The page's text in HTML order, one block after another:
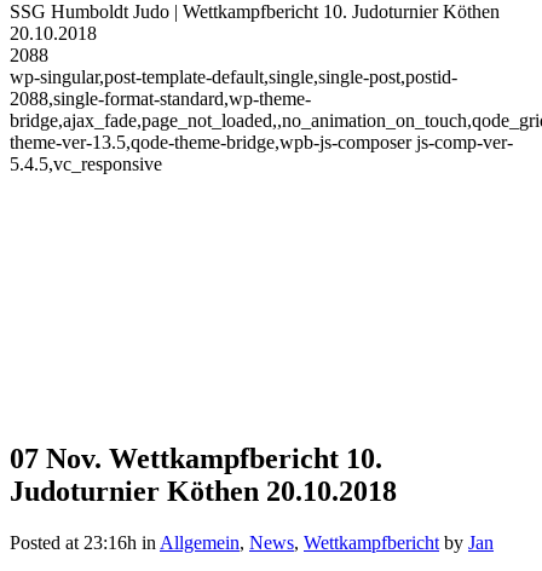
SSG Humboldt Judo | Wettkampfbericht 10. Judoturnier Köthen
20.10.2018
2088
wp-singular,post-template-default,single,single-post,postid-
2088,single-format-standard,wp-theme-
theme-ver-13.5,qode-theme-bridge,wpb-js-composer js-comp-ver-
5.4.5,vc_responsive
Wettkampfbericht 10.
Judoturnier Köthen 20.10.2018
07 Nov. Wettkampfbericht 10.
Judoturnier Köthen 20.10.2018
Posted at 23:16h in Allgemein, News, Wettkampfbericht by Jan